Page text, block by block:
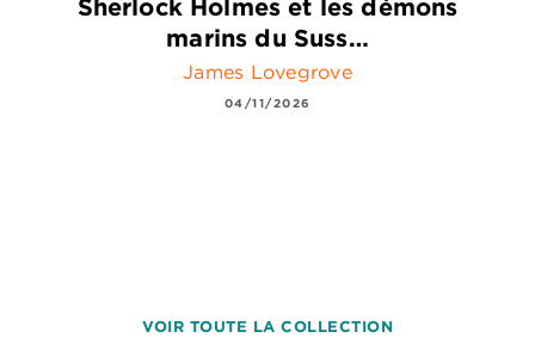
Sherlock Holmes et les démons
marins du Suss…
James Lovegrove
04/11/2026
VOIR TOUTE LA COLLECTION